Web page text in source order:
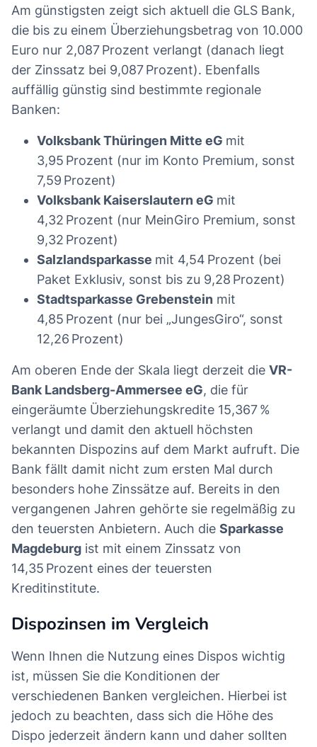
Am günstigsten zeigt sich aktuell die GLS Bank,
die bis zu einem Überziehungsbetrag von 10.000
Euro nur 2,087 Prozent verlangt (danach liegt
der Zinssatz bei 9,087 Prozent). Ebenfalls
auffällig günstig sind bestimmte regionale
Banken:
Volksbank Thüringen Mitte eG mit
3,95 Prozent (nur im Konto Premium, sonst
7,59 Prozent)
Volksbank Kaiserslautern eG mit
4,32 Prozent (nur MeinGiro Premium, sonst
9,32 Prozent)
Salzlandsparkasse mit 4,54 Prozent (bei
Paket Exklusiv, sonst bis zu 9,28 Prozent)
Stadtsparkasse Grebenstein mit
4,85 Prozent (nur bei „JungesGiro“, sonst
12,26 Prozent)
Am oberen Ende der Skala liegt derzeit die VR-
Bank Landsberg-Ammersee eG, die für
eingeräumte Überziehungskredite 15,367 %
verlangt und damit den aktuell höchsten
bekannten Dispozins auf dem Markt aufruft. Die
Bank fällt damit nicht zum ersten Mal durch
besonders hohe Zinssätze auf. Bereits in den
vergangenen Jahren gehörte sie regelmäßig zu
den teuersten Anbietern. Auch die Sparkasse
Magdeburg ist mit einem Zinssatz von
14,35 Prozent eines der teuersten
Kreditinstitute.
Dispozinsen im Vergleich
Wenn Ihnen die Nutzung eines Dispos wichtig
ist, müssen Sie die Konditionen der
verschiedenen Banken vergleichen. Hierbei ist
jedoch zu beachten, dass sich die Höhe des
Dispo jederzeit ändern kann und daher sollten